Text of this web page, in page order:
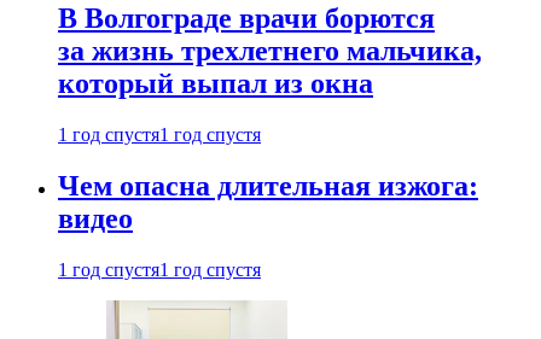
В Волгограде врачи борются
за жизнь трехлетнего мальчика,
который выпал из окна
1 год спустя1 год спустя
Чем опасна длительная изжога:
видео
1 год спустя1 год спустя